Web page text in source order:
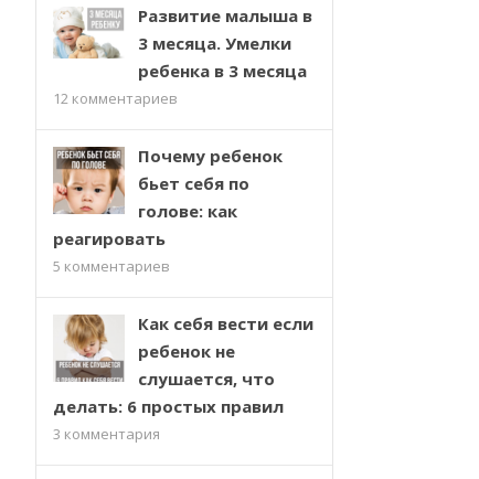
Развитие малыша в
3 месяца. Умелки
ребенка в 3 месяца
12 комментариев
Почему ребенок
бьет себя по
голове: как
реагировать
5 комментариев
Как себя вести если
ребенок не
слушается, что
делать: 6 простых правил
3 комментария